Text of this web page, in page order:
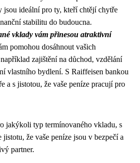
ideální pro ty, kteří chtějí chytře
stabilitu do budoucna.
vklady vám přinesou atraktivní
pomohou dosáhnout vašich
zajištění na důchod, vzdělání
vlastního bydlení. S Raiffeisen bankou
a s jistotou, že vaše peníze pracují pro
jakýkoli typ termínovaného vkladu, s
že vaše peníze jsou v bezpečí a
partner.